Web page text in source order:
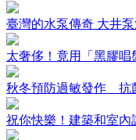
臺灣的水泵傳奇 大井泵
太奢侈！竟用「黑膠唱
秋冬預防過敏發作 抗
祝你快樂！建築和室內